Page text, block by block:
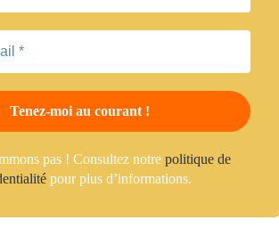
pas ! Consultez notre politique de
pour plus d’informations.